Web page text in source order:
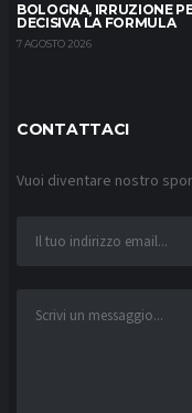
BOLOGNA, IRRUZIONE
DECISIVA LA FORMULA
7 AGOSTO 2026
CONTATTACI
Vuoi diventare nostro